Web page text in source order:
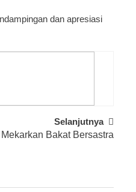
dan apresiasi
Selanjutnya
Bakat Bersastra